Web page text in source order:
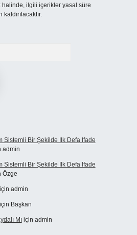
ilgili içerikler yasal süre
Sistemli Bir Şekilde Ilk Defa Ifade
admin
Sistemli Bir Şekilde Ilk Defa Ifade
Özge
admin
Başkan
Mıiçin admin